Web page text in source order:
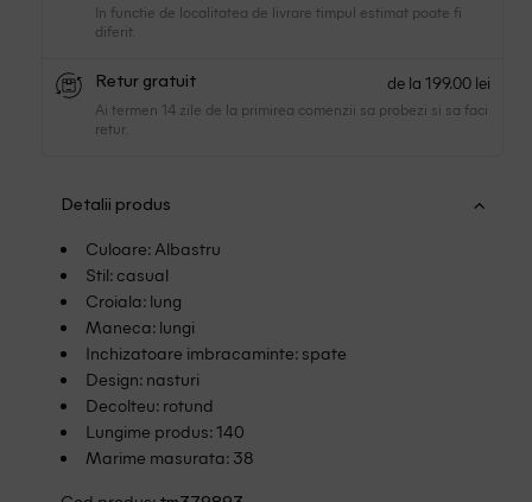
In functie de localitatea de livrare timpul estimat poate fi
diferit.
Retur gratuit de la 199.00 lei
Ai termen 14 zile de la primirea comenzii sa probezi si sa faci
retur.
Detalii produs
Culoare: Albastru
Stil: casual
Croiala: lung
Maneca: lungi
Inchizatoare imbracaminte: spate
Design: nasturi
Decolteu: rotund
Lungime produs: 140
Marime masurata: 38